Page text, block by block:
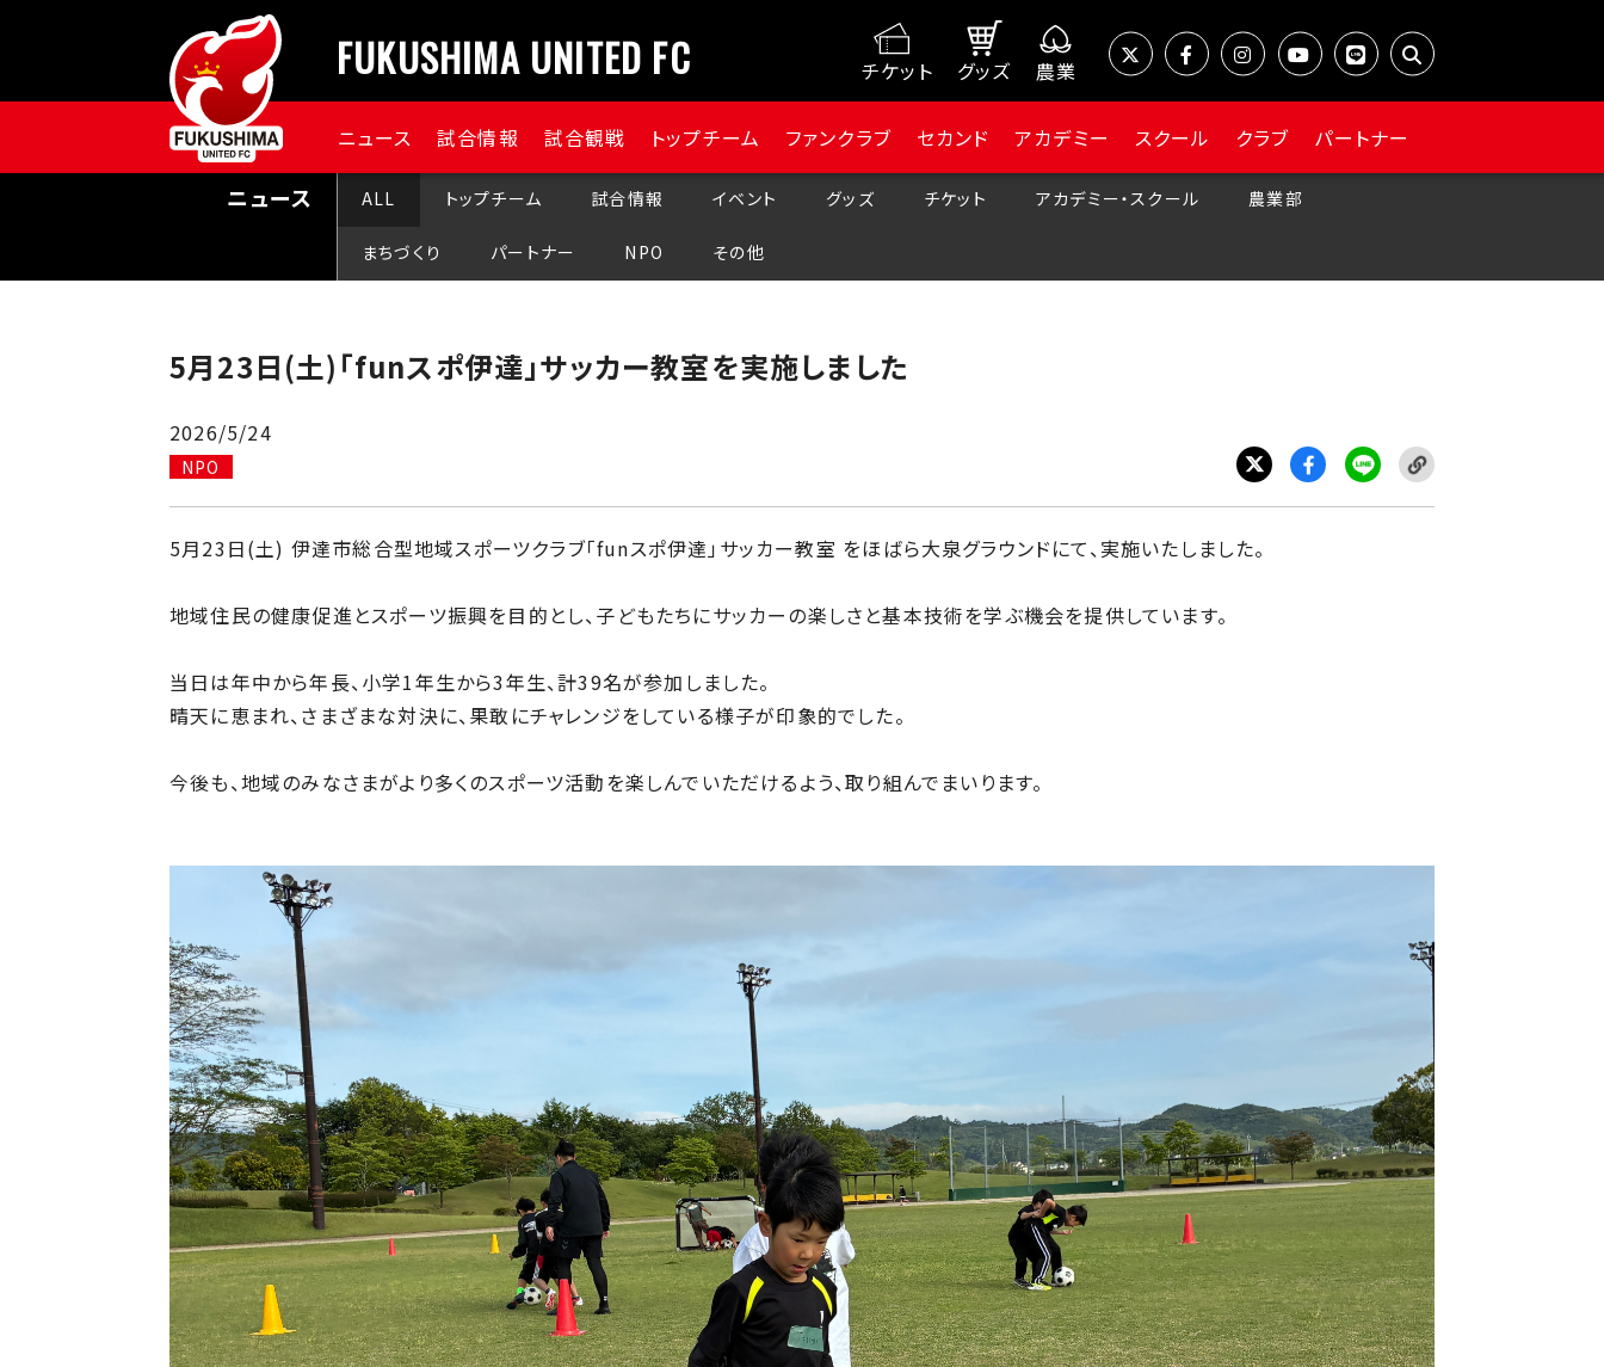
FUKUSHIMA UNITED FC チケット グッズ 農業
ニュース 試合情報 試合観戦 トップチーム ファンクラブ セカンド アカデミー スクール クラブ パートナー
ニュース ALL トップチーム 試合情報 イベント グッズ チケット アカデミー・スクール 農業部
まちづくり パートナー NPO その他
5月23日(土)「funスポ伊達」サッカー教室を実施しました
2026/5/24
NPO
5月23日(土) 伊達市総合型地域スポーツクラブ「funスポ伊達」サッカー教室 をほばら大泉グラウンドにて、実施いたしました。
地域住民の健康促進とスポーツ振興を目的とし、子どもたちにサッカーの楽しさと基本技術を学ぶ機会を提供しています。
当日は年中から年長、小学1年生から3年生、計39名が参加しました。
晴天に恵まれ、さまざまな対決に、果敢にチャレンジをしている様子が印象的でした。
今後も、地域のみなさまがより多くのスポーツ活動を楽しんでいただけるよう、取り組んでまいります。